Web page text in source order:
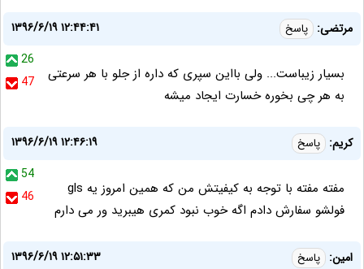
مرتضی: پاسخ
۱۳۹۶/۶/۱۹ ۱۲:۴۴:۴۱
26
47
بسیار زیباست... ولی بااین سپری که داره از جلو با هر سرعتی
به هر چی بخوره خسارت ایجاد میشه
کریم: پاسخ
۱۳۹۶/۶/۱۹ ۱۲:۴۶:۱۹
54
46
مفته مفته با توجه به کیفیتش من که همین امروز یه gls
فولشو سفارش دادم اگه خوب نبود کمری هیبرید ور می دارم
امین: پاسخ
۱۳۹۶/۶/۱۹ ۱۲:۵۱:۳۳